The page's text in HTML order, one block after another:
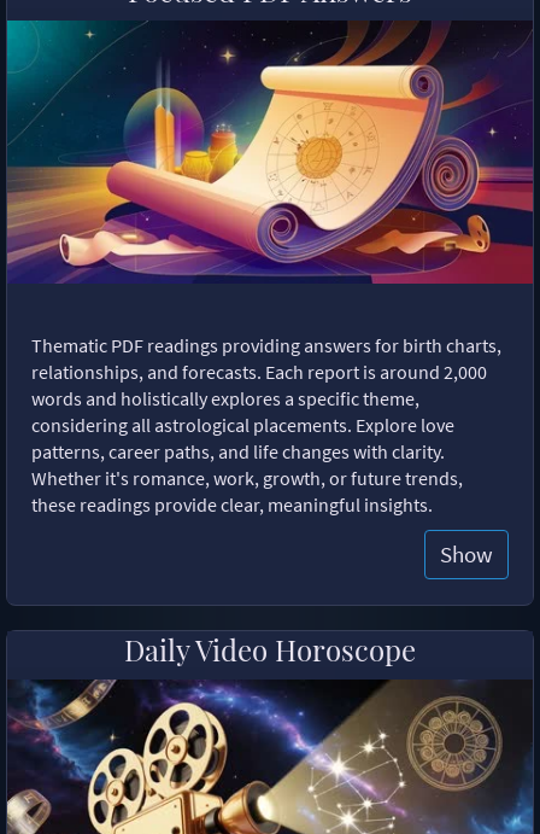
Thematic PDF readings providing answers for birth charts,
relationships, and forecasts. Each report is around 2,000
words and holistically explores a specific theme,
considering all astrological placements. Explore love
patterns, career paths, and life changes with clarity.
Whether it's romance, work, growth, or future trends,
these readings provide clear, meaningful insights.
Show
Daily Video Horoscope